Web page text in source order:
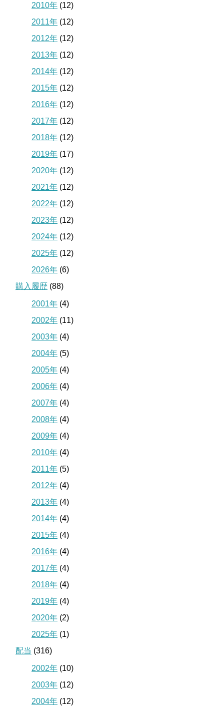
2010年 (12)
2011年 (12)
2012年 (12)
2013年 (12)
2014年 (12)
2015年 (12)
2016年 (12)
2017年 (12)
2018年 (12)
2019年 (17)
2020年 (12)
2021年 (12)
2022年 (12)
2023年 (12)
2024年 (12)
2025年 (12)
2026年 (6)
購入履歴 (88)
2001年 (4)
2002年 (11)
2003年 (4)
2004年 (5)
2005年 (4)
2006年 (4)
2007年 (4)
2008年 (4)
2009年 (4)
2010年 (4)
2011年 (5)
2012年 (4)
2013年 (4)
2014年 (4)
2015年 (4)
2016年 (4)
2017年 (4)
2018年 (4)
2019年 (4)
2020年 (2)
2025年 (1)
配当 (316)
2002年 (10)
2003年 (12)
2004年 (12)